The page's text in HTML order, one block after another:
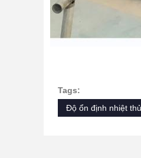
Tags:
Độ ổn định nhiệt